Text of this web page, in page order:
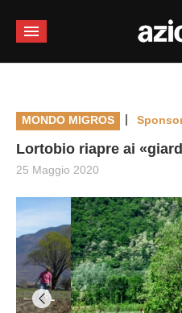
MONDO MIGROS |
Lortobio riapre ai
25 Maggio 2020